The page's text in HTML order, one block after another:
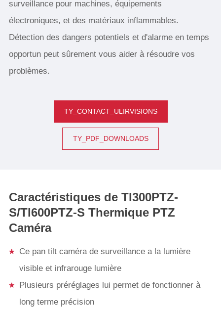
surveillance pour machines, équipements
électroniques, et des matériaux inflammables.
Détection des dangers potentiels et d'alarme en temps
opportun peut sûrement vous aider à résoudre vos
problèmes.
TY_CONTACT_ULIRVISIONS
TY_PDF_DOWNLOADS
Caractéristiques de TI300PTZ-
S/TI600PTZ-S Thermique PTZ
Caméra
Ce pan tilt caméra de surveillance a la lumière
visible et infrarouge lumière
Plusieurs préréglages lui permet de fonctionner à
long terme précision